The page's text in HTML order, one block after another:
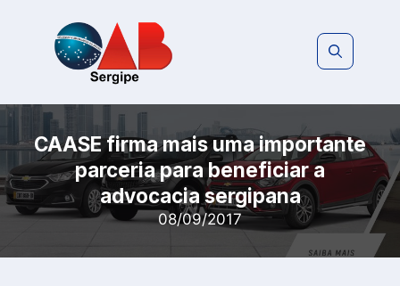
CAASE firma mais uma importante
parceria para beneficiar a
advocacia sergipana
08/09/2017